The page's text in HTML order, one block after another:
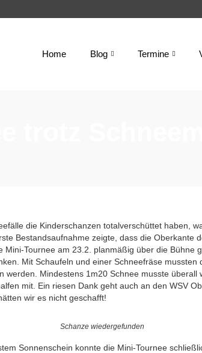
Home Blog Termine
die Kinderschanzen totalverschüttet haben,
Bestandsaufnahme zeigte, dass die Oberkante
Mini-Tournee am 23.2. planmäßig über die Bühne
Mit Schaufeln und einer Schneefräse mussten
werden. Mindestens 1m20 Schnee musste überall
mit. Ein riesen Dank geht auch an den WSV
wir es nicht geschafft!
Schanze wiedergefunden
Sonnenschein konnte die Mini-Tournee